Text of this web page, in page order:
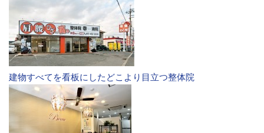
建物すべてを看板にしたどこより目立つ整体院